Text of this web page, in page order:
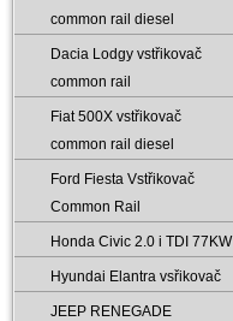
common rail diesel
Dacia Lodgy vstřikovač
common rail
Fiat 500X vstřikovač
common rail diesel
Ford Fiesta Vstřikovač
Common Rail
Honda Civic 2.0 i TDI 77KW
Hyundai Elantra vsřikovač
JEEP RENEGADE